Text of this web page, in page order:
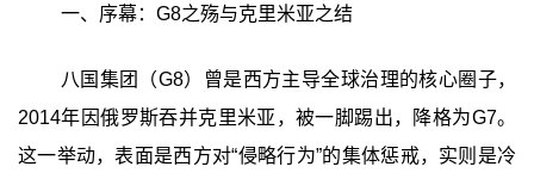
一、序幕：G8之殇与克里米亚之结
八国集团（G8）曾是西方主导全球治理的核心圈子，
2014年因俄罗斯吞并克里米亚，被一脚踢出，降格为G7。
这一举动，表面是西方对“侵略行为”的集体惩戒，实则是冷